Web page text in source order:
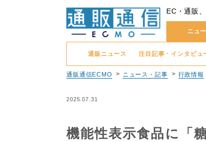
EC・通販
ニュ
通販ニュース 注目記事・インタビュ
通販通信ECMO ニュース・記事 行政情報
2025.07.31
機能性表示食品に「